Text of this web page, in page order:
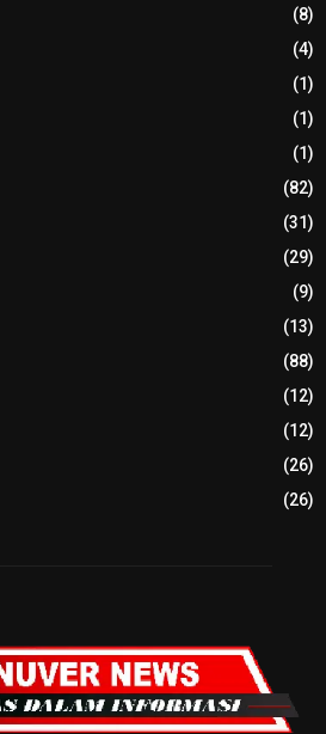
(8)
(4)
(1)
(1)
(1)
(82)
(31)
(29)
(9)
(13)
(88)
(12)
(12)
(26)
(26)